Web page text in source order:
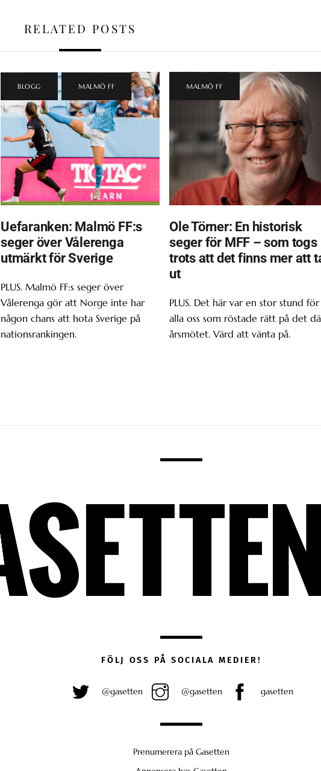
RELATED POSTS
BLOGG MALMÖ FF
Uefaranken: Malmö FF:s
seger över Vålerenga
utmärkt för Sverige
PLUS. Malmö FF:s seger över
Vålerenga gör att Norge inte har
någon chans att hota Sverige på
nationsrankingen.
MALMÖ FF
Ole Törner: En historisk
seger för MFF – som togs
trots att det finns mer att
ut
PLUS. Det här var en stor stund för
alla oss som röstade rätt på det
årsmötet. Värd att vänta på.
FÖLJ OSS PÅ SOCIALA MEDIER!
@gasetten @gasetten gasetten
Prenumerera på Gasetten